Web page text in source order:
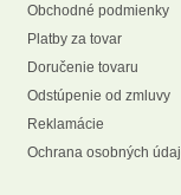
Obchodné podmienky
Platby za tovar
Doručenie tovaru
Odstúpenie od zmluvy
Reklamácie
Ochrana osobných